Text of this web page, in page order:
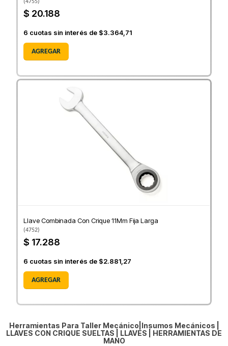
(4755)
$ 20.188
6 cuotas sin interés de $3.364,71
AGREGAR
Llave Combinada Con Crique 11Mm Fija Larga
(4752)
$ 17.288
6 cuotas sin interés de $2.881,27
AGREGAR
Herramientas Para Taller Mecánico|Insumos Mecánicos |
LLAVES CON CRIQUE SUELTAS
LLAVES
HERRAMIENTAS DE
MANO